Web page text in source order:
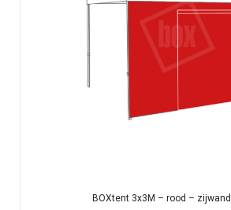
BOXtent 3x3M – rood –